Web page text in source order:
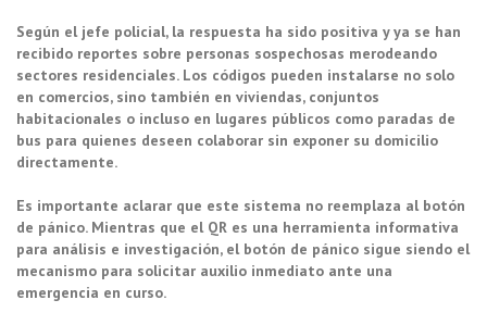
Según el jefe policial, la respuesta ha sido positiva y ya se han
recibido reportes sobre personas sospechosas merodeando
sectores residenciales. Los códigos pueden instalarse no solo
en comercios, sino también en viviendas, conjuntos
habitacionales o incluso en lugares públicos como paradas de
bus para quienes deseen colaborar sin exponer su domicilio
directamente.
Es importante aclarar que este sistema no reemplaza al botón
de pánico. Mientras que el QR es una herramienta informativa
para análisis e investigación, el botón de pánico sigue siendo el
mecanismo para solicitar auxilio inmediato ante una
emergencia en curso.